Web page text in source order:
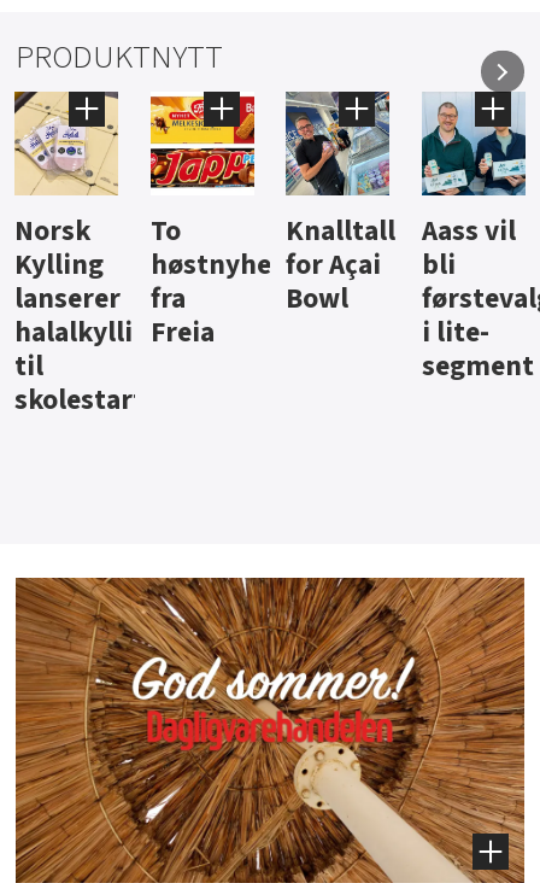
PRODUKTNYTT
Knalltall
for Açai
Bowl
Aass vil
bli
førstevalg
i lite-
Brus og
jus fra
Berentsen
Hard
iste fra
Hansa